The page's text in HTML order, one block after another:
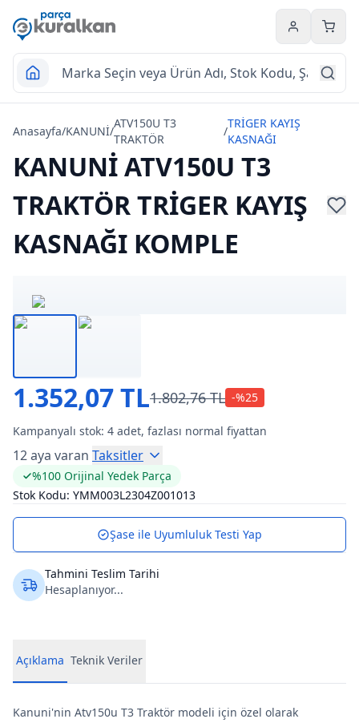
Hesabım
Anasayfa/KANUNİ/
ATV150U T3
TRAKTÖR
/
TRİGER KAYIŞ
KASNAĞI
KANUNİ ATV150U T3
TRAKTÖR TRİGER KAYIŞ
KASNAĞI KOMPLE
1.352,07 TL1.802,76 TL -%25
Kampanyalı stok: 4 adet, fazlası normal fiyattan
12 aya varan Taksitler
%100 Orijinal Yedek Parça
Stok Kodu: YMM003L2304Z001013
Şase ile Uyumluluk Testi Yap
Tahmini Teslim Tarihi
Hesaplanıyor...
Açıklama Teknik Veriler
Kanuni'nin Atv150u T3 Traktör modeli için özel olarak